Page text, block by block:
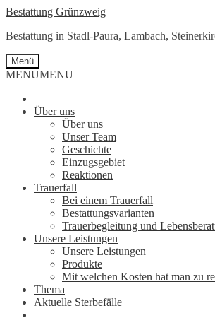
Zur
springen
Springe
Inhalt
Bestattung Grünzweig
Bestattung in Stadl-Paura, Lambach,
Menü
MENUMENU
Über uns
Über uns
Unser Team
Geschichte
Einzugsgebiet
Reaktionen
Trauerfall
Bei einem Trauerfall
Bestattungsvarianten
Trauerbegleitung und
Unsere Leistungen
Unsere Leistungen
Produkte
Mit welchen Kosten hat man zu
Thema
Aktuelle Sterbefälle